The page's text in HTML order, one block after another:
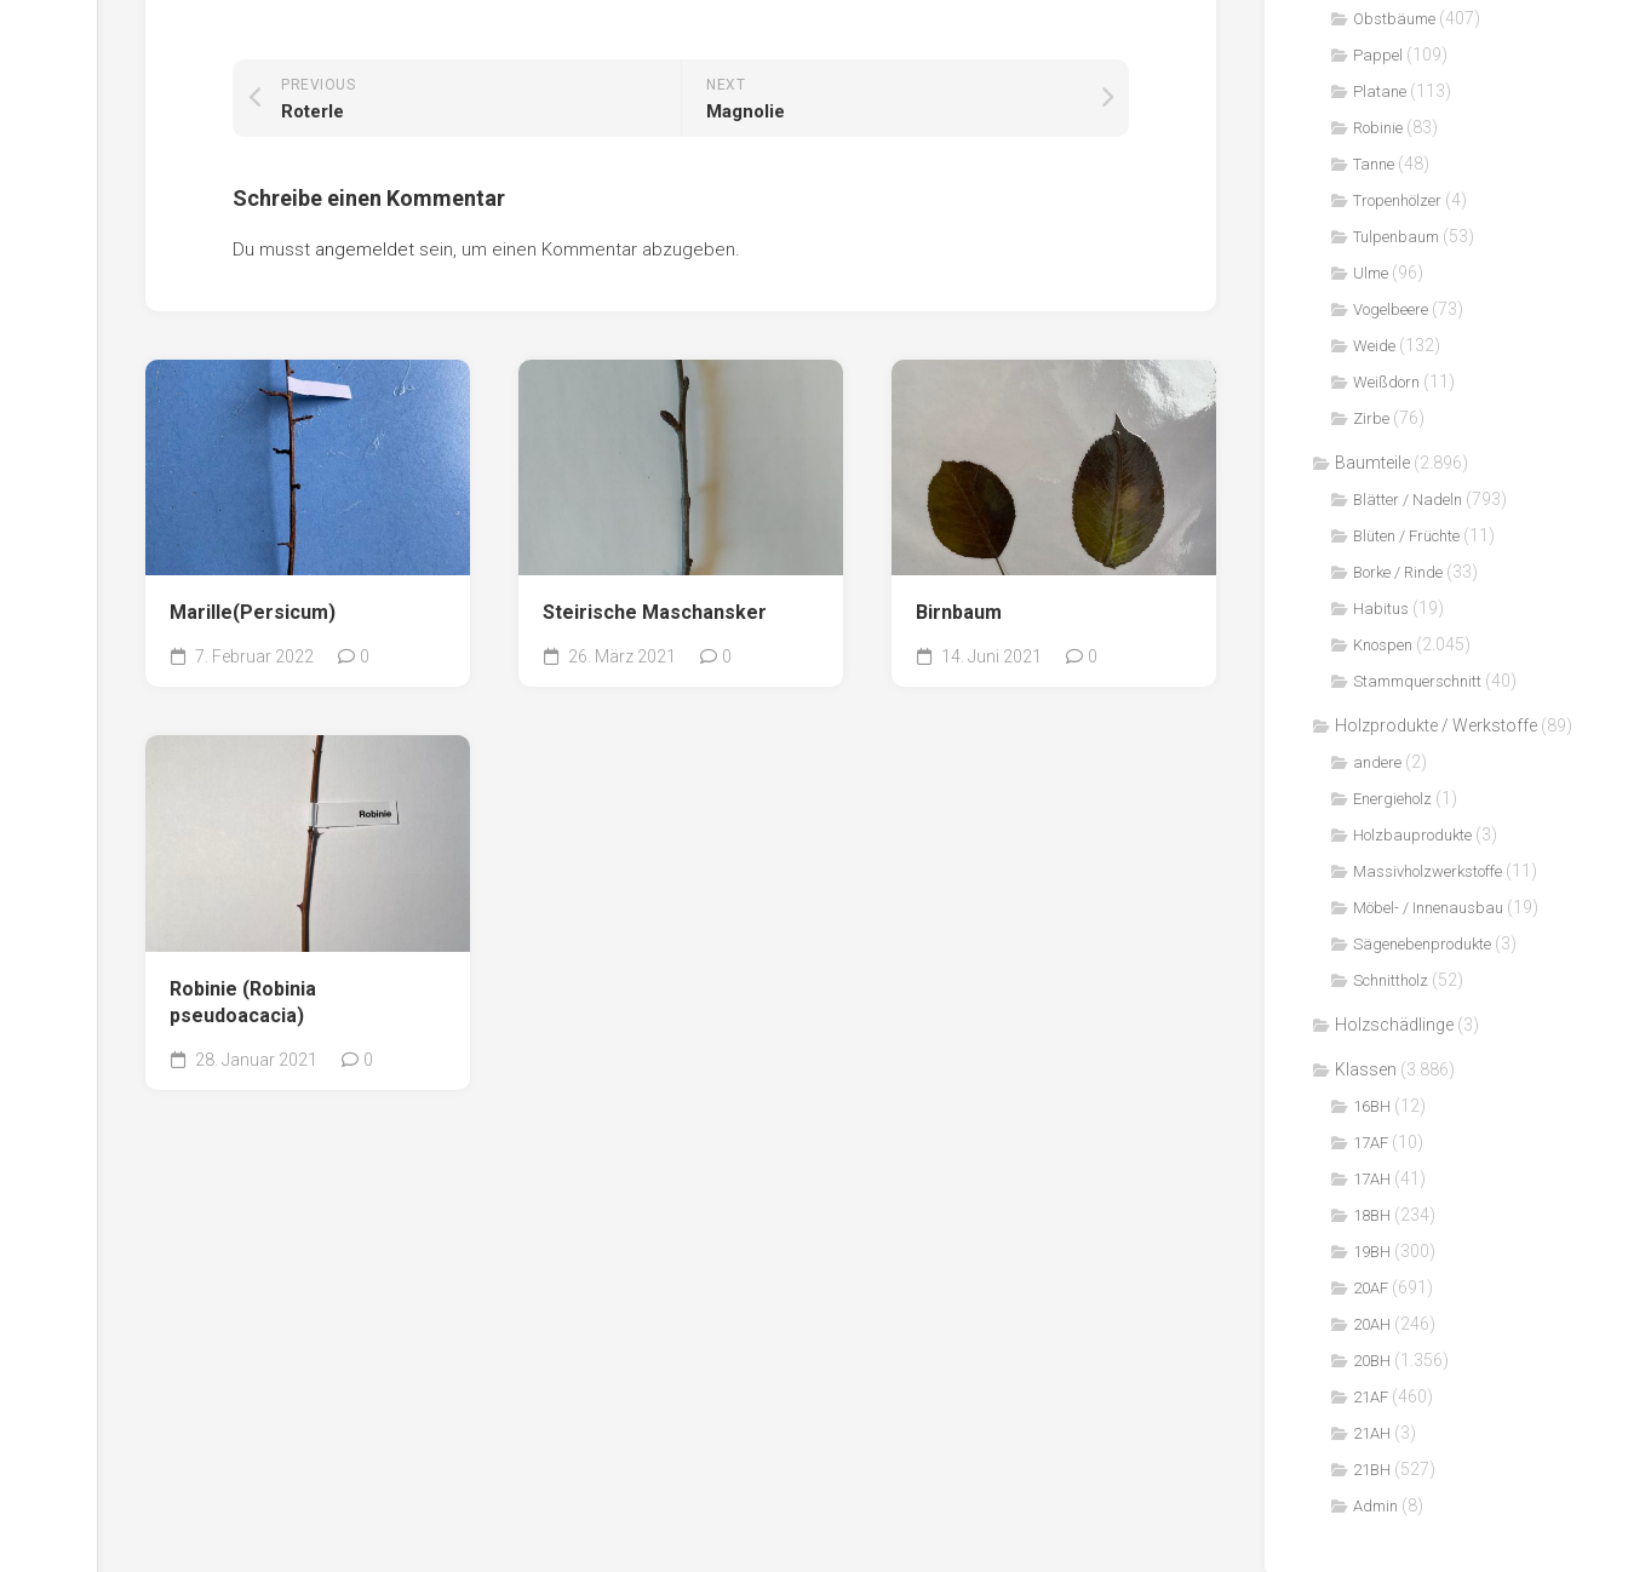
NEXT
Magnolie
PREVIOUS
Roterle
Schreibe einen Kommentar
Du musst angemeldet sein, um einen Kommentar abzugeben.
Marille(Persicum)
7. Februar 2022 0
Steirische Maschansker
26. März 2021 0
Birnbaum
14. Juni 2021 0
Robinie (Robinia
pseudoacacia)
28. Januar 2021 0
Obstbäume (407)
Pappel (109)
Platane (113)
Robinie (83)
Tanne (48)
Tropenhölzer (4)
Tulpenbaum (53)
Ulme (96)
Vogelbeere (73)
Weide (132)
Weißdorn (11)
Zirbe (76)
Baumteile (2.896)
Blätter / Nadeln (793)
Blüten / Früchte (11)
Borke / Rinde (33)
Habitus (19)
Knospen (2.045)
Stammquerschnitt (40)
Holzprodukte / Werkstoffe (89)
andere (2)
Energieholz (1)
Holzbauprodukte (3)
Massivholzwerkstoffe (11)
Möbel- / Innenausbau (19)
Sägenebenprodukte (3)
Schnittholz (52)
Holzschädlinge (3)
Klassen (3.886)
16BH (12)
17AF (10)
17AH (41)
18BH (234)
19BH (300)
20AF (691)
20AH (246)
20BH (1.356)
21AF (460)
21AH (3)
21BH (527)
Admin (8)